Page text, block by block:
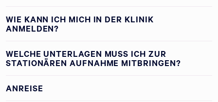
WIE KANN ICH MICH IN DER KLINIK
ANMELDEN?
WELCHE UNTERLAGEN MUSS ICH ZUR
STATIONÄREN AUFNAHME MITBRINGEN?
ANREISE